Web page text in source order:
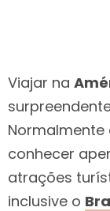
Viajar na
conhecer
atrações
inclusive o